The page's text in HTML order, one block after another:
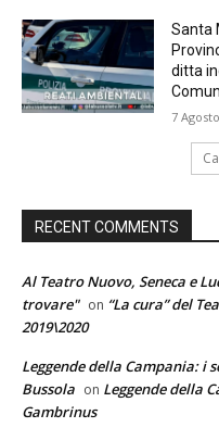
Santa
ditta
7
RECENT COMMENTS
Al Teatro Nuovo, Seneca e
trovare" on “La cura” del
2019\2020
Leggende della Campania: i
Bussola on Leggende della
Gambrinus